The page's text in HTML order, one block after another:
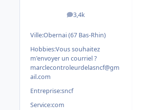
3,4k
messages
Ville:Obernai (67 Bas-Rhin)
Hobbies:Vous souhaitez
m'envoyer un courriel ?
marclecontroleurdelasncf@gm
ail.com
Entreprise:sncf
Service:com